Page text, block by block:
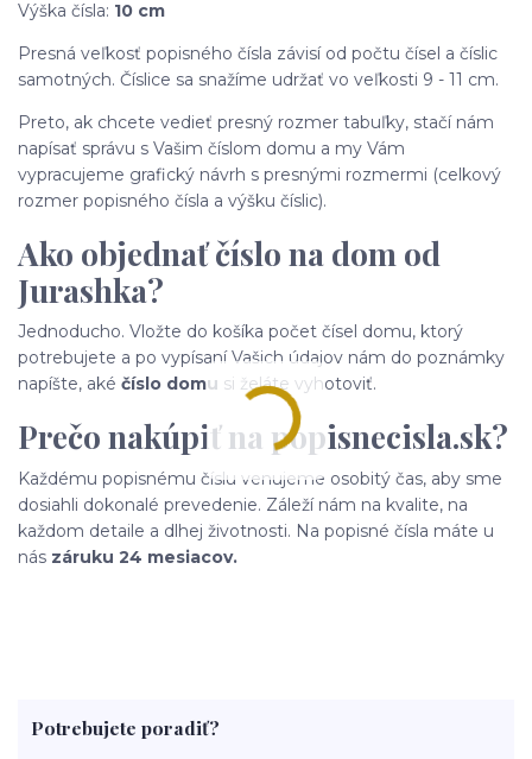
Výška čísla: 10 cm
Presná veľkosť popisného čísla závisí od počtu čísel a číslic
samotných. Číslice sa snažíme udržať vo veľkosti 9 - 11 cm.
Preto, ak chcete vedieť presný rozmer tabuľky, stačí nám
napísať správu s Vašim číslom domu a my Vám
vypracujeme grafický návrh s presnými rozmermi (celkový
rozmer popisného čísla a výšku číslic).
Ako objednať číslo na dom od
Jurashka?
Jednoducho. Vložte do košíka počet čísel domu, ktorý
potrebujete a po vypísaní Vašich údajov nám do poznámky
napíšte, aké číslo domu si želáte vyhotoviť.
Prečo nakúpiť na popisnecisla.sk?
Každému popisnému číslu venujeme osobitý čas, aby sme
dosiahli dokonalé prevedenie. Záleží nám na kvalite, na
každom detaile a dlhej životnosti. Na popisné čísla máte u
nás záruku 24 mesiacov.
Potrebujete poradiť?